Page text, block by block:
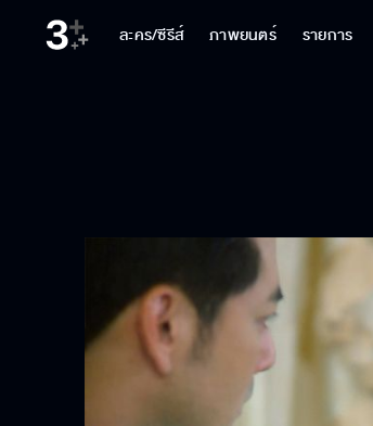
ละคร/ซีรีส์ ภาพยนตร์ รายการ